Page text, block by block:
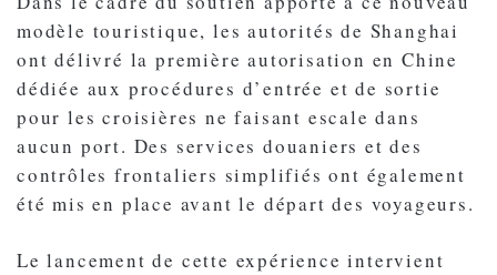
modèle touristique, les autorités de Shanghai
ont délivré la première autorisation en Chine
dédiée aux procédures d’entrée et de sortie
pour les croisières ne faisant escale dans
aucun port. Des services douaniers et des
contrôles frontaliers simplifiés ont également
été mis en place avant le départ des voyageurs.
Le lancement de cette expérience intervient